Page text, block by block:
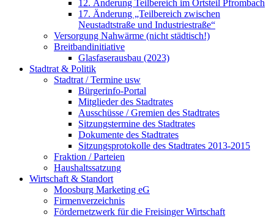
12. Änderung Teilbereich im Ortsteil Pfrombach
17. Änderung „Teilbereich zwischen
Neustadtstraße und Industriestraße“
Versorgung Nahwärme (nicht städtisch!)
Breitbandinitiative
Glasfaserausbau (2023)
Stadtrat & Politik
Stadtrat / Termine usw
Bürgerinfo-Portal
Mitglieder des Stadtrates
Ausschüsse / Gremien des Stadtrates
Sitzungstermine des Stadtrates
Dokumente des Stadtrates
Sitzungsprotokolle des Stadtrates 2013-2015
Fraktion / Parteien
Haushaltssatzung
Wirtschaft & Standort
Moosburg Marketing eG
Firmenverzeichnis
Fördernetzwerk für die Freisinger Wirtschaft